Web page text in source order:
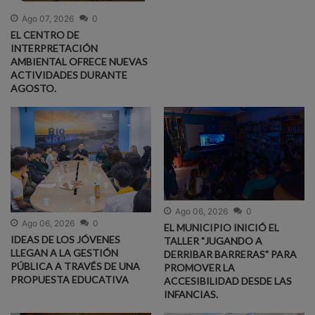
Ago 07, 2026 0
EL CENTRO DE
INTERPRETACIÓN
AMBIENTAL OFRECE NUEVAS
ACTIVIDADES DURANTE
AGOSTO.
Ago 06, 2026 0
IDEAS DE LOS JÓVENES
LLEGAN A LA GESTIÓN
PÚBLICA A TRAVÉS DE UNA
PROPUESTA EDUCATIVA
Ago 06, 2026 0
EL MUNICIPIO INICIÓ EL
TALLER "JUGANDO A
DERRIBAR BARRERAS" PARA
PROMOVER LA
ACCESIBILIDAD DESDE LAS
INFANCIAS.